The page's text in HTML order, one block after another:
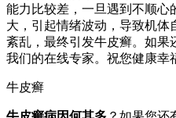
能力比较差，一旦遇到不顺心
大，引起情绪波动，导致机体
紊乱，最终引发牛皮癣。如果
我们的在线专家。祝您健康幸
牛皮癣